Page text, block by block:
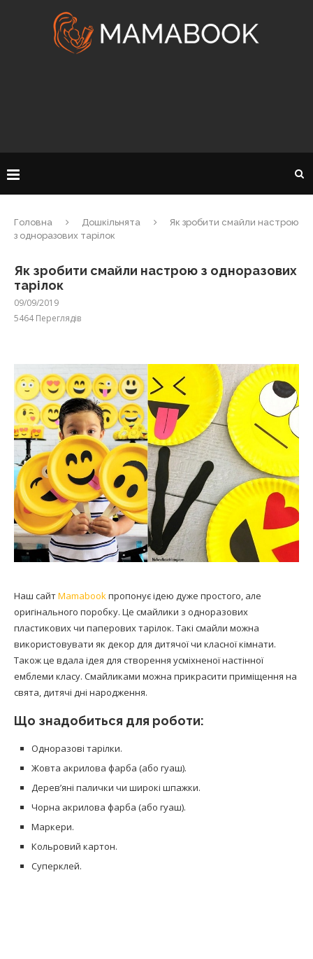
Головна Дошкільнята
Як зробити смайли настрою
з одноразових тарілок
Як зробити смайли настрою з одноразових
тарілок
09/09/2019
5464Переглядів
Наш сайтMamabookпропонує ідею дуже простого, але
оригінального поробку. Це смайлики з одноразових
пластикових чи паперових тарілок. Такі смайли можна
використовувати як декор для дитячої чи класної кімнати.
Також це вдала ідея для створення усміхненої настінної
емблеми класу. Смайликами можна прикрасити приміщення на
свята, дитячі дні народження.
Що знадобиться для роботи:
Одноразові тарілки.
Жовта акрилова фарба (або гуаш).
Дерев’яні палички чи широкі шпажки.
Чорна акрилова фарба (або гуаш).
Маркери.
Кольровий картон.
Суперклей.